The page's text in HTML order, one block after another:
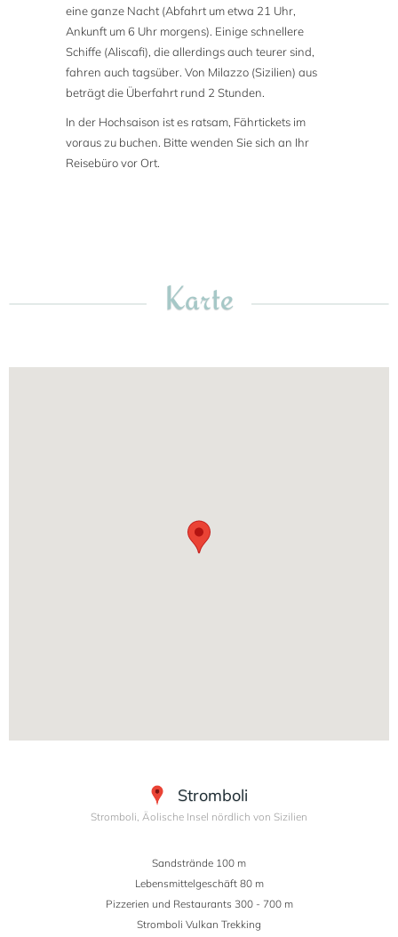
eine ganze Nacht (Abfahrt um etwa 21 Uhr,
Ankunft um 6 Uhr morgens). Einige schnellere
Schiffe (Aliscafi), die allerdings auch teurer sind,
fahren auch tagsüber. Von Milazzo (Sizilien) aus
beträgt die Überfahrt rund 2 Stunden.
In der Hochsaison ist es ratsam, Fährtickets im
voraus zu buchen. Bitte wenden Sie sich an Ihr
Reisebüro vor Ort.
Karte
Stromboli
Stromboli, Äolische Insel nördlich von Sizilien
Sandstrände 100 m
Lebensmittelgeschäft 80 m
Pizzerien und Restaurants 300 - 700 m
Stromboli Vulkan Trekking